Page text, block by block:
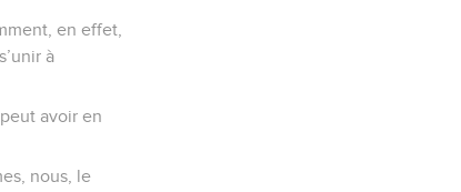
en effet,
à
avoir en
nous, le